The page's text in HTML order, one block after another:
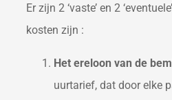
Er zijn 2 ‘vaste’ en 2
kosten zijn :
Het ereloon van de
uurtarief, dat door elke